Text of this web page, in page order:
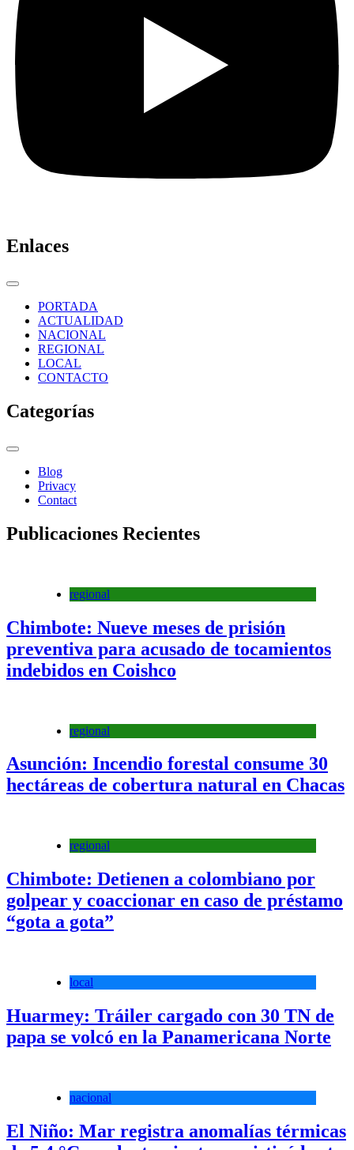
Enlaces
PORTADA
ACTUALIDAD
NACIONAL
REGIONAL
LOCAL
CONTACTO
Categorías
Blog
Privacy
Contact
Publicaciones Recientes
regional
Chimbote: Nueve meses de prisión
preventiva para acusado de tocamientos
indebidos en Coishco
regional
Asunción: Incendio forestal consume 30
hectáreas de cobertura natural en Chacas
regional
Chimbote: Detienen a colombiano por
golpear y coaccionar en caso de préstamo
“gota a gota”
local
Huarmey: Tráiler cargado con 30 TN de
papa se volcó en la Panamericana Norte
nacional
El Niño: Mar registra anomalías térmicas